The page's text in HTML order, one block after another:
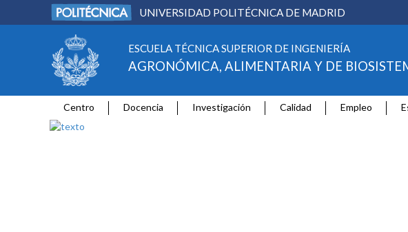
UNIVERSIDAD POLITÉCNICA DE MADRID
ESCUELA TÉCNICA SUPERIOR DE INGENIERÍA
AGRONÓMICA, ALIMENTARIA Y DE
Centro Docencia Investigación Calidad Empleo